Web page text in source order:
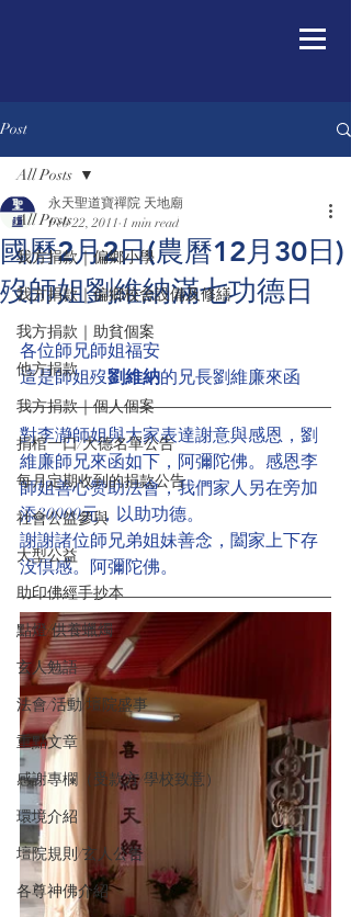
Post
All Posts
我方捐款｜偏鄉小學
我方捐款｜偏鄉校舍設備及修繕
我方捐款｜助貧個案
他方捐款
我方捐款｜個人個案
捐棺一口/大德名單公告
每月定期收到的捐款公告
社會公益參與
大型公益
助印佛經手抄本
點燈/供養蠟燭
玄人勉語
法會/活動/壇院盛事
重點文章
感謝專欄（受款方/學校致意）
環境介紹
壇院規則/玄人公告
各尊神佛介紹
All Posts
國曆2月2日(農曆12月30日)
歿師姐劉維納滿七功德日
永天聖道寶禪院 天地廟
Feb 22, 2011 1 min read
各位師兄師姐福安
這是師姐歿劉維納的兄長劉維廉來函
對李瀞師姐與大家表達謝意與感恩，劉
維廉師兄來函如下，阿彌陀佛。感恩李
師姐善心赞助法會，我們家人另在旁加
添30000元，以助功德。
謝謝諸位師兄弟姐妹善念，闔家上下存
没倶感。阿彌陀佛。